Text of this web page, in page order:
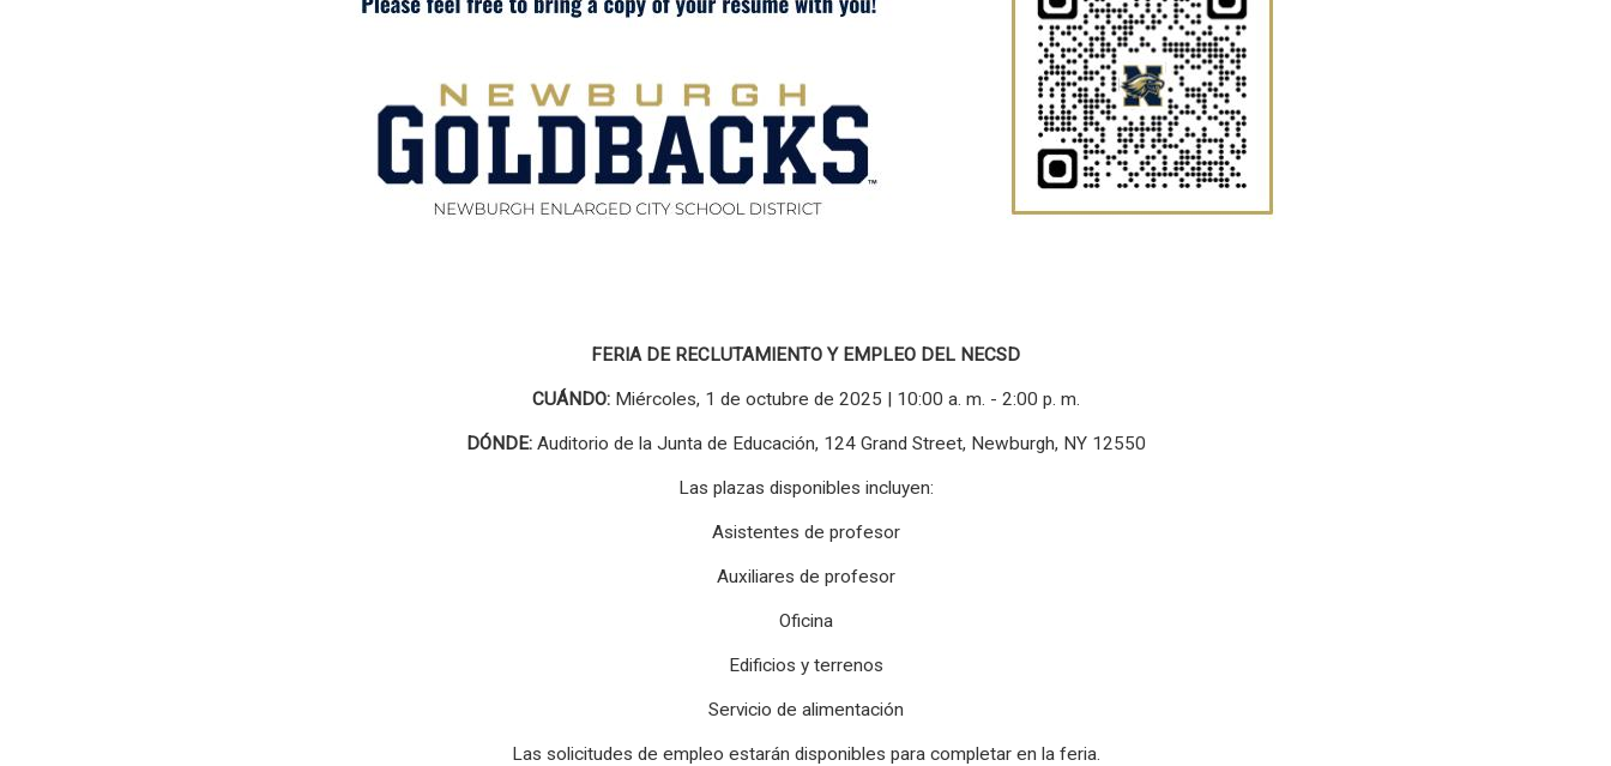
FERIA DE RECLUTAMIENTO Y EMPLEO DEL NECSD
CUÁNDO:Miércoles, 1 de octubre de 2025 | 10:00 a. m. - 2:00 p. m.
DÓNDE:Auditorio de la Junta de Educación, 124 Grand Street, Newburgh, NY 12550
Las plazas disponibles incluyen:
Asistentes de profesor
Auxiliares de profesor
Oficina
Edificios y terrenos
Servicio de alimentación
Las solicitudes de empleo estarán disponibles para completar en la feria.